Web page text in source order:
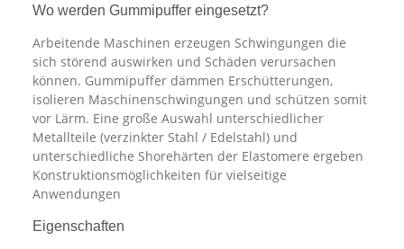
Wo werden Gummipuffer eingesetzt?
Arbeitende Maschinen erzeugen Schwingungen die
sich störend auswirken und Schäden verursachen
können. Gummipuffer dämmen Erschütterungen,
isolieren Maschinenschwingungen und schützen somit
vor Lärm. Eine große Auswahl unterschiedlicher
Metallteile (verzinkter Stahl / Edelstahl) und
unterschiedliche Shorehärten der Elastomere ergeben
Konstruktionsmöglichkeiten für vielseitige
Anwendungen
Eigenschaften